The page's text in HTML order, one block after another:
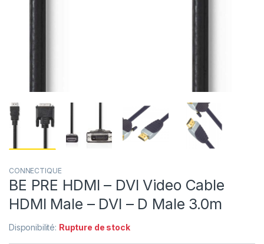
CONNECTIQUE
BE PRE HDMI – DVI Video Cable
HDMI Male – DVI – D Male 3.0m
Disponibilité: Rupture de stock